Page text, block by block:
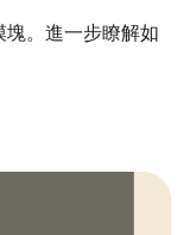
塊。進一步瞭解如